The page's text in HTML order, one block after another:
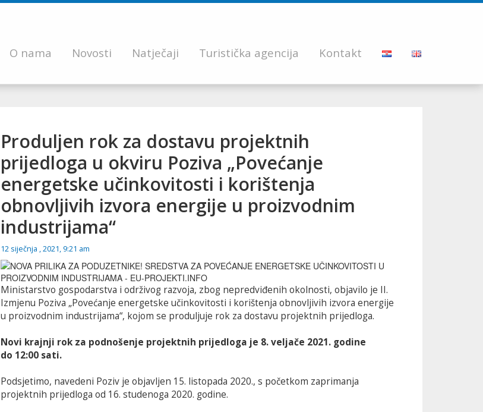
O nama Novosti Natječaji Turistička agencija Kontakt
Produljen rok za dostavu projektnih
prijedloga u okviru Poziva „Povećanje
energetske učinkovitosti i korištenja
obnovljivih izvora energije u proizvodnim
industrijama“
12 siječnja , 2021, 9:21 am
Ministarstvo gospodarstva i održivog razvoja, zbog nepredviđenih okolnosti, objavilo je II.
Izmjenu Poziva „Povećanje energetske učinkovitosti i korištenja obnovljivih izvora energije
u proizvodnim industrijama“, kojom se produljuje rok za dostavu projektnih prijedloga.
Novi krajnji rok za podnošenje projektnih prijedloga je 8. veljače 2021. godine
do 12:00 sati.
Podsjetimo, navedeni Poziv je objavljen 15. listopada 2020., s početkom zaprimanja
projektnih prijedloga od 16. studenoga 2020. godine.